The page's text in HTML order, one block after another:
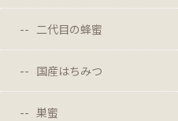
二代目の蜂蜜
国産はちみつ
巣蜜